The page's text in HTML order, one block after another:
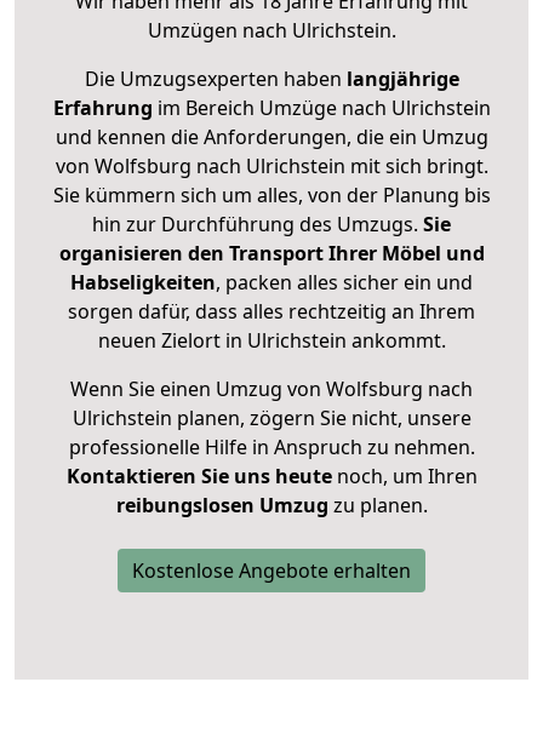
Umzügen nach Ulrichstein.
Die Umzugsexperten haben langjährige
Erfahrung im Bereich Umzüge nach Ulrichstein
und kennen die Anforderungen, die ein Umzug
von Wolfsburg nach Ulrichstein mit sich bringt.
Sie kümmern sich um alles, von der Planung bis
hin zur Durchführung des Umzugs. Sie
organisieren den Transport Ihrer Möbel und
Habseligkeiten, packen alles sicher ein und
sorgen dafür, dass alles rechtzeitig an Ihrem
neuen Zielort in Ulrichstein ankommt.
Wenn Sie einen Umzug von Wolfsburg nach
Ulrichstein planen, zögern Sie nicht, unsere
professionelle Hilfe in Anspruch zu nehmen.
Kontaktieren Sie uns heutenoch, um Ihren
reibungslosen Umzug zu planen.
Kostenlose Angebote erhalten